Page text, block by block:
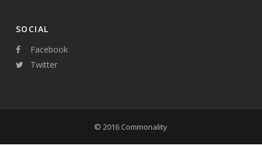
SOCIAL
Facebook
Twitter
© 2016 Commonality